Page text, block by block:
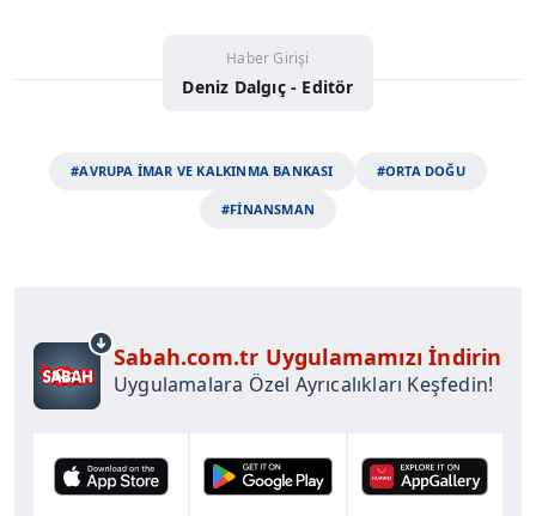
Haber Girişi
Deniz Dalgıç - Editör
#AVRUPA İMAR VE KALKINMA BANKASI #ORTA DOĞU
#FİNANSMAN
Sabah.com.tr Uygulamamızı İndirin
Uygulamalara Özel Ayrıcalıkları Keşfedin!